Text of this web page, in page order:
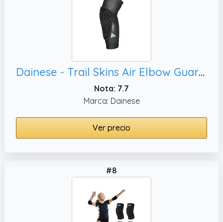
Dainese - Trail Skins Air Elbow Guards, XL
Nota: 7.7
Marca: Dainese
Ver precio
#8